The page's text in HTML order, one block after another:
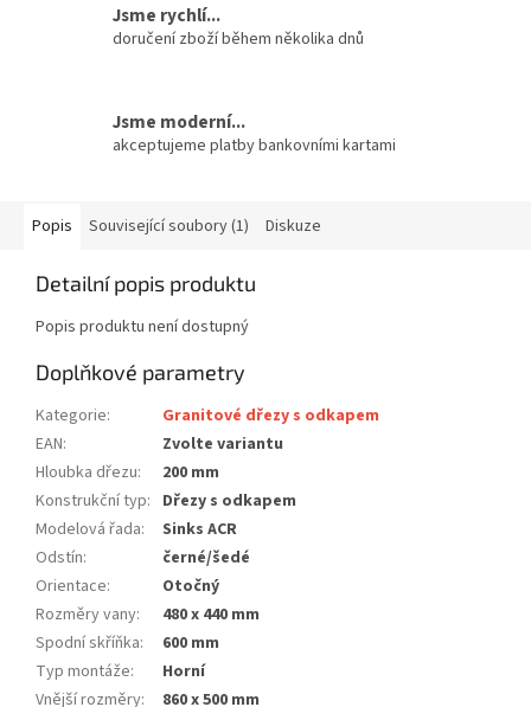
Jsme rychlí...
doručení zboží během několika dnů
Jsme moderní...
akceptujeme platby bankovními kartami
Popis Související soubory (1) Diskuze
Detailní popis produktu
Popis produktu není dostupný
Doplňkové parametry
Kategorie:
Granitové dřezy s odkapem
EAN:
Zvolte variantu
Hloubka dřezu:
200 mm
Konstrukční typ: Dřezy s odkapem
Modelová řada:
Sinks ACR
Odstín:
černé/šedé
Orientace:
Otočný
Rozměry vany:
480 x 440 mm
Spodní skříňka:
600 mm
Typ montáže:
Horní
Vnější rozměry: 860 x 500 mm